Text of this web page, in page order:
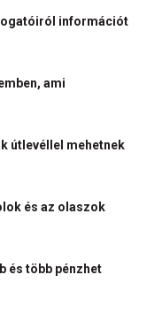
információt
ami
útlevéllel mehetnek
és az olaszok
és több pénzhet